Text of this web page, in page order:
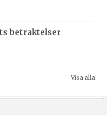
betraktelser
Visa alla